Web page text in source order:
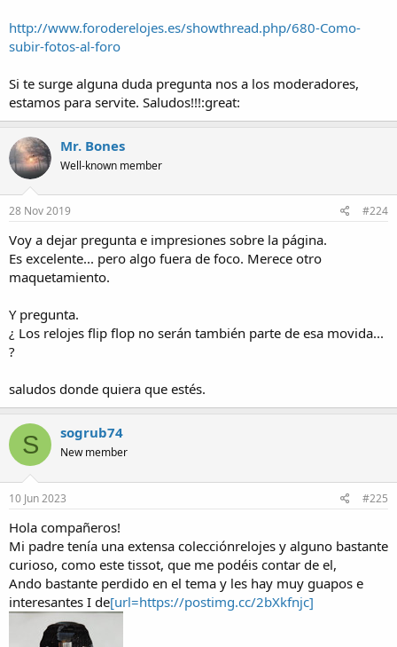
http://www.foroderelojes.es/showthread.php/680-Como-
subir-fotos-al-foro
Si te surge alguna duda pregunta nos a los moderadores,
estamos para servite. Saludos!!!:great:
Mr. Bones
Well-known member
28 Nov 2019 #224
Voy a dejar pregunta e impresiones sobre la página.
Es excelente... pero algo fuera de foco. Merece otro
maquetamiento.
Y pregunta.
¿ Los relojes flip flop no serán también parte de esa movida...
?
saludos donde quiera que estés.
S sogrub74
New member
10 Jun 2023 #225
Hola compañeros!
Mi padre tenía una extensa colecciónrelojes y alguno bastante
curioso, como este tissot, que me podéis contar de el,
Ando bastante perdido en el tema y les hay muy guapos e
interesantes I de[url=https://postimg.cc/2bXkfnjc]